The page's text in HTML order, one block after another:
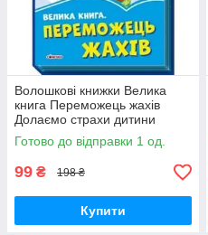
Волошкові книжки Велика
книга Переможець жахів
Долаємо страхи дитини
Дитяча література РАНОК
Сонечко укр картонка
Готово до відправки 1 од.
99 ₴ 198 ₴
Купити